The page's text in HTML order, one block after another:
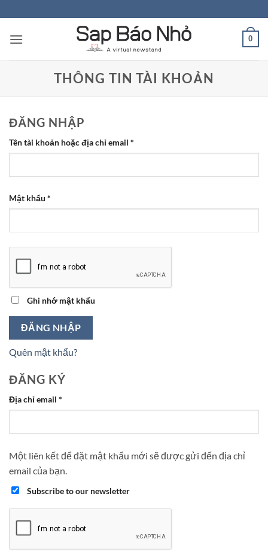
qua
nội
0
THÔNG TIN TÀI KHOẢN
ĐĂNG NHẬP
Tên tài khoản hoặc địa chỉ email *
buộc
Mật khẩu *
buộc
Ghi nhớ mật khẩu
ĐĂNG NHẬP
Quên mật khẩu?
ĐĂNG KÝ
Địa chỉ email *
buộc
Một liên kết để đặt mật khẩu mới sẽ được gửi đến địa chỉ
email của bạn.
Subscribe to our newsletter